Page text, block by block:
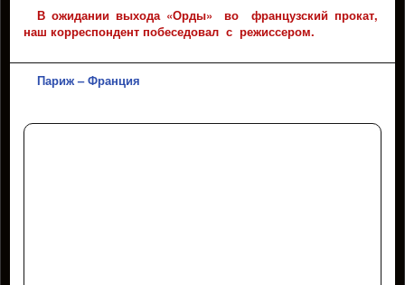
В ожидании выхода «Орды» во французский прокат,
наш корреспондент побеседовал с режиссером.
Париж – Франция